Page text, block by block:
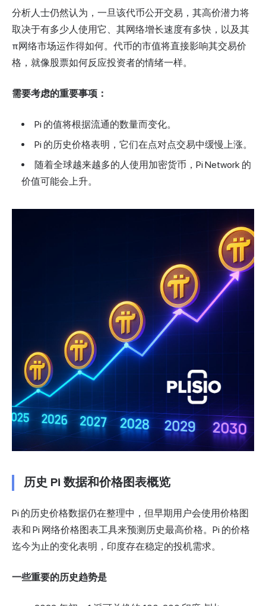
分析人士仍然认为，一旦该代币公开交易，其高价潜力将
取决于有多少人使用它、其网络增长速度有多快，以及其
π网络市场运作得如何。代币的市值将直接影响其交易价
格，就像股票如何反应投资者的情绪一样。
需要考虑的重要事项：
Pi 的值将根据流通的数量而变化。
Pi 的历史价格表明，它们在点对点交易中缓慢上涨。
随着全球越来越多的人使用加密货币，Pi Network 的
价值可能会上升。
历史 Pi 数据和价格图表概览
Pi 的历史价格数据仍在整理中，但早期用户会使用价格图
表和 Pi 网络价格图表工具来预测历史最高价格。Pi 的价格
迄今为止的变化表明，印度存在稳定的投机需求。
一些重要的历史趋势是